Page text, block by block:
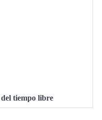
tiempo libre